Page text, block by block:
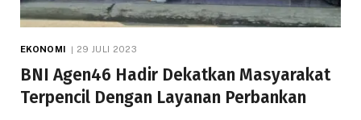
EKONOMI 29 JULI 2023
BNI Agen46 Hadir Dekatkan Masyarakat
Terpencil Dengan Layanan Perbankan